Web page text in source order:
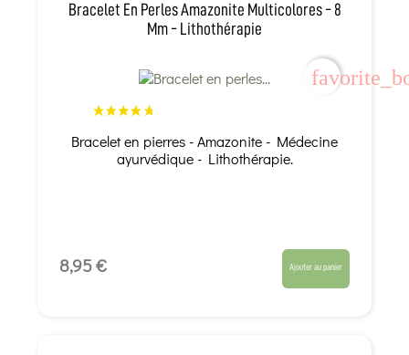
Bracelet En Perles Amazonite Multicolores - 8
Mm - Lithothérapie
Bracelet en pierres - Amazonite - Médecine
ayurvédique - Lithothérapie.
8,95 € Ajouter au panier